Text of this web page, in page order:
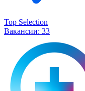
Top Selection
Вакансии: 33